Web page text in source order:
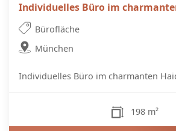
Individuelles Büro im
Bürofläche
München
Individuelles Büro im charmanten
198 m²